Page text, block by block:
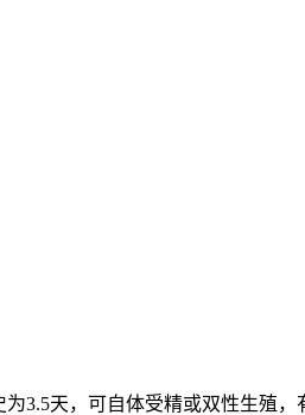
天，可自体受精或双性生殖，